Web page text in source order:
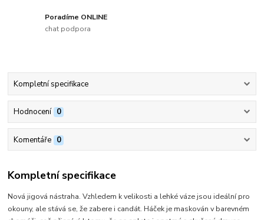
Poradíme ONLINE
chat podpora
Kompletní specifikace
Hodnocení 0
Komentáře 0
Kompletní specifikace
Nová jigová nástraha. Vzhledem k velikosti a lehké váze jsou ideální pro
okouny, ale stává se, že zabere i candát. Háček je maskován v barevném